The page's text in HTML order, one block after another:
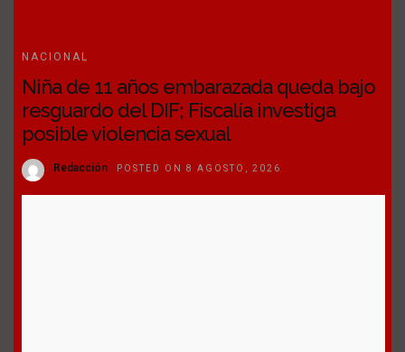
NACIONAL
Niña de 11 años embarazada queda bajo
resguardo del DIF; Fiscalía investiga
posible violencia sexual
Redacción POSTED ON 8 AGOSTO, 2026